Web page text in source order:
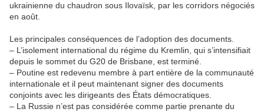
ukrainienne du chaudron sous Ilovaïsk, par les corridors négociés
en août.
Les principales conséquences de l’adoption des documents.
– L’isolement international du régime du Kremlin, qui s’intensifiait
depuis le sommet du G20 de Brisbane, est terminé.
– Poutine est redevenu membre à part entière de la communauté
internationale et il peut maintenant signer des documents
conjoints avec les dirigeants des États démocratiques.
– La Russie n’est pas considérée comme partie prenante du